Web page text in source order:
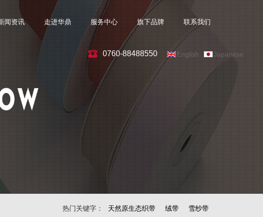
闻资讯 走进华鼎 服务中心 旗下品牌 联系我们
0760-88488550 English Japanese
热门关键字： 天然原生态织带 绒带 雪纱带